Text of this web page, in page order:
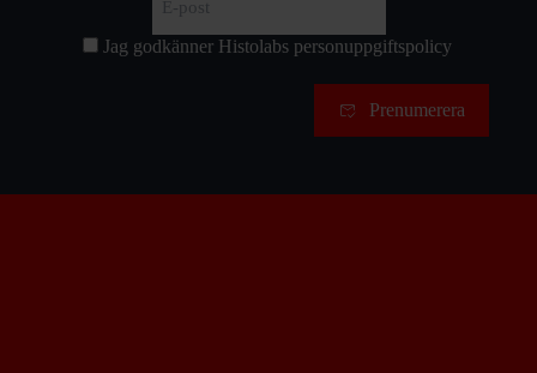
post
Samtycke
Jag godkänner Histolabs personuppgiftspolicy
Prenumerera